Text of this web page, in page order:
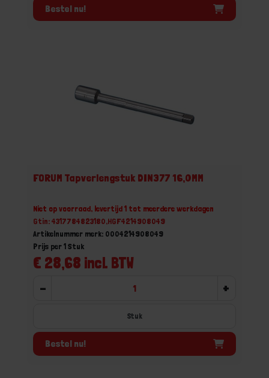
Bestel nu!
FORUM Tapverlengstuk DIN377 16,0MM
Niet op voorraad, levertijd 1 tot meerdere werkdagen
Gtin: 4317784823180,HGF4214908049
Artikelnummer merk: 0004214908049
€ 28,68 incl. BTW
Prijs per 1 Stuk
- +
Stuk
Bestel nu!